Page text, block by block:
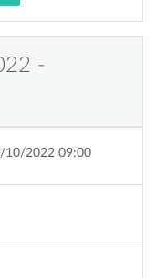
-
10/2022 09:00